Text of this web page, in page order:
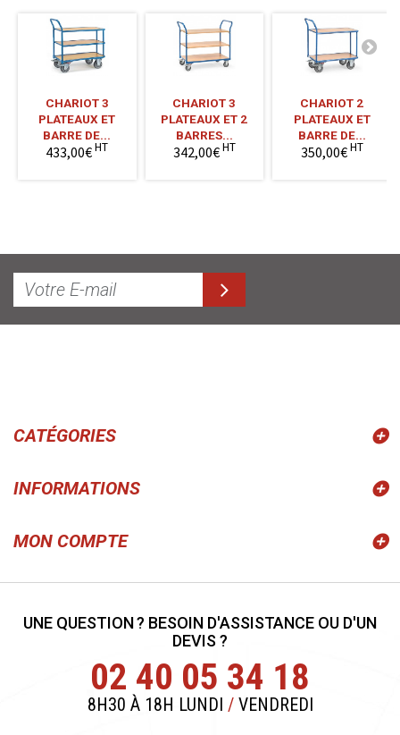
CHARIOT 3
PLATEAUX ET
BARRE DE...
433,00€HT
CHARIOT 3
PLATEAUX ET 2
BARRES...
342,00€HT
CHARIOT 2
PLATEAUX ET
BARRE DE...
350,00€HT
CATÉGORIES
INFORMATIONS
MON COMPTE
UNE QUESTION ? BESOIN D'ASSISTANCE OU D'UN
DEVIS ?
02 40 05 34 18
8H30 À 18H LUNDI /VENDREDI